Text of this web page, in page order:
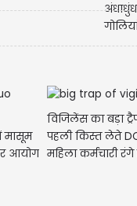
मासूम
आयोग
विजिलेंस का बड़ा
पहली किस्त लेते
महिला कर्मचारी